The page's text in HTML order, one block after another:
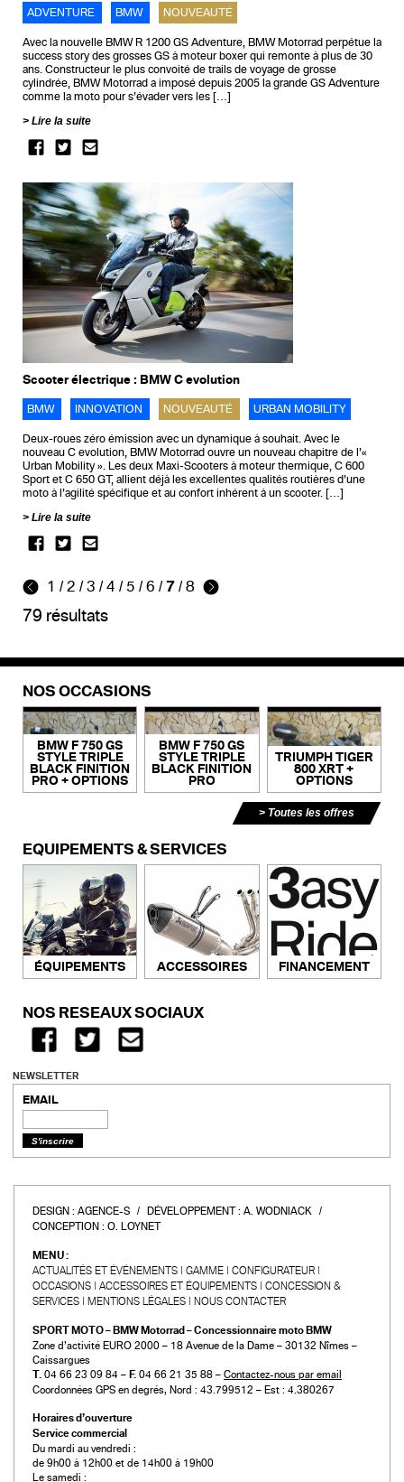
ADVENTURE BMW NOUVEAUTÉ
Avec la nouvelle BMW R 1200 GS Adventure, BMW Motorrad perpétue la
success story des grosses GS à moteur boxer qui remonte à plus de 30
ans. Constructeur le plus convoité de trails de voyage de grosse
cylindrée, BMW Motorrad a imposé depuis 2005 la grande GS Adventure
comme la moto pour s’évader vers les […]
Lire la suite
Scooter électrique : BMW C evolution
BMW INNOVATION NOUVEAUTÉ URBAN MOBILITY
Deux-roues zéro émission avec un dynamique à souhait. Avec le
nouveau C evolution, BMW Motorrad ouvre un nouveau chapitre de l’«
Urban Mobility ». Les deux Maxi-Scooters à moteur thermique, C 600
Sport et C 650 GT, allient déjà les excellentes qualités routières d’une
moto à l’agilité spécifique et au confort inhérent à un scooter. […]
Lire la suite
1 /2 /3 /4 /5 /6 /7 /8
79 résultats
NOS OCCASIONS
BMW F 750 GS
STYLE TRIPLE
BLACK FINITION
PRO + OPTIONS
BMW F 750 GS
STYLE TRIPLE
BLACK FINITION
PRO
TRIUMPH TIGER
800 XRT +
OPTIONS
Toutes les offres
ÉQUIPEMENTS & SERVICES
ÉQUIPEMENTS ACCESSOIRES FINANCEMENT
NOS RÉSEAUX SOCIAUX
NEWSLETTER
EMAIL
DESIGN : AGENCE-S DÉVELOPPEMENT : A. WODNIACK
CONCEPTION : O. LOYNET
MENU :
ACTUALITÉS ET ÉVÉNEMENTS GAMME
CONFIGURATEUR
OCCASIONS
ACCESSOIRES ET ÉQUIPEMENTS
CONCESSION &
SERVICES
MENTIONS LÉGALES NOUS CONTACTER
SPORT MOTO – BMW Motorrad – Concessionnaire moto BMW
Zone d’activité EURO 2000 – 18 Avenue de la Dame – 30132 Nîmes –
Caissargues
T. 04 66 23 09 84 – F. 04 66 21 35 88 – Contactez-nous par email
Coordonnées GPS en degrés, Nord : 43.799512 – Est : 4.380267
Horaires d’ouverture
Service commercial
Du mardi au vendredi :
de 9h00 à 12h00 et de 14h00 à 19h00
Le samedi :